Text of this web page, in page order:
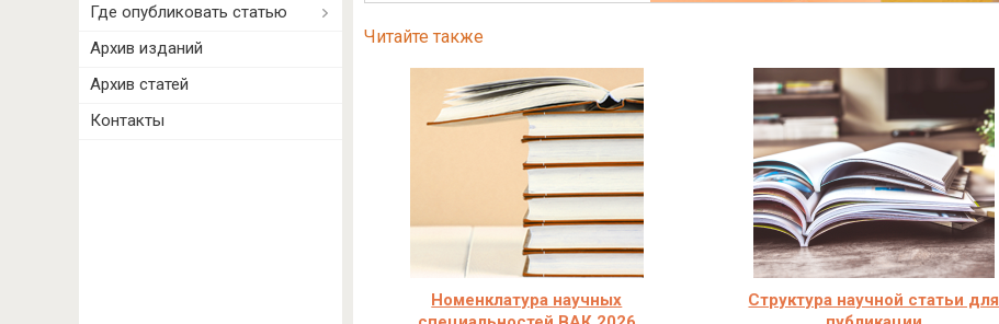
Читайте также
Номенклатура научных
Структура научной статьи для
Где опубликовать статью
Архив изданий
Архив статей
Контакты